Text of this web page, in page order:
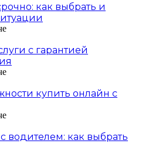
как выбрать и
с гарантией
купить онлайн с
водителем: как выбрать